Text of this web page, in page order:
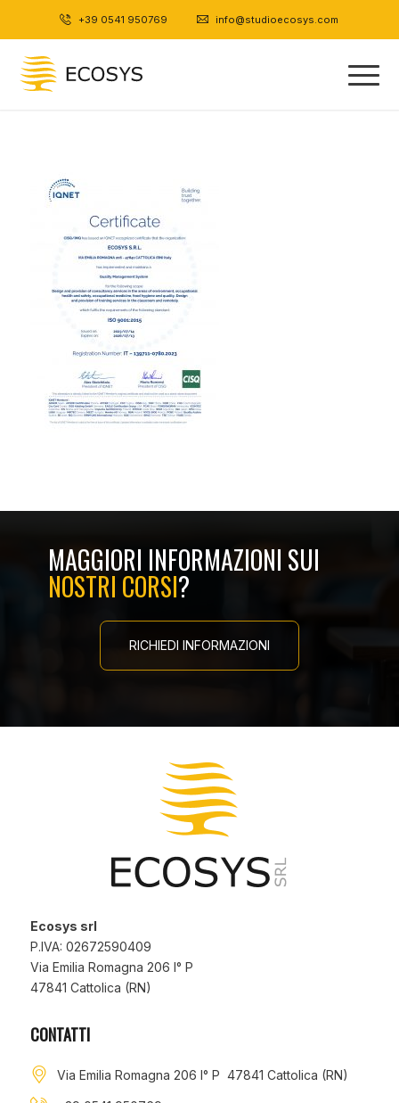
+39 0541 950769 info@studioecosys.com
MAGGIORI INFORMAZIONI SUI
NOSTRI CORSI?
RICHIEDI INFORMAZIONI
Ecosys srl
P.IVA: 02672590409
Via Emilia Romagna 206 I° P
47841 Cattolica (RN)
CONTATTI
Via Emilia Romagna 206 I° P 47841 Cattolica (RN)